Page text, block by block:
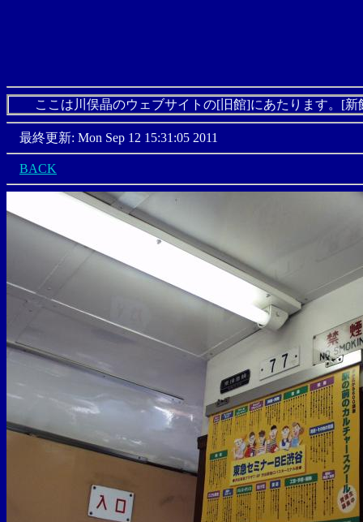
ここは川俣晶のウェブサイトの[旧館]にあたります。[新
最終更新: Mon Sep 12 15:31:05 2011
BACK